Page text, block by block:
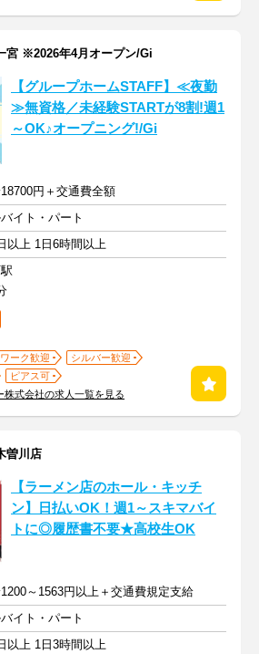
宮 ※2026年4月オープン/Gi
【グループホームSTAFF】≪夜勤
≫無資格／未経験STARTが8割!週1
～OK♪オープニング!/Gi
18700円＋交通費全額
イト・パート
以上 1日6時間以上
ーク歓迎
シルバー歓迎
ピアス可
株式会社の求人一覧を見る
曽川店
【ラーメン店のホール・キッチ
ン】日払いOK！週1～スキマバイ
トに◎履歴書不要★高校生OK
～1563円以上＋交通費規定支給
イト・パート
以上 1日3時間以上